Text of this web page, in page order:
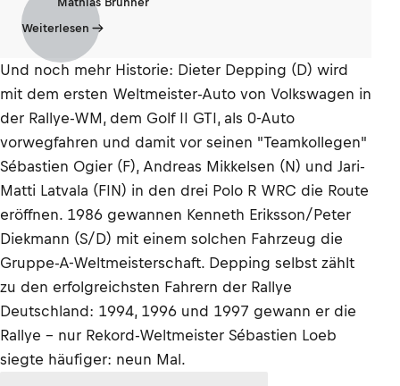
Weiterlesen
Und noch mehr Historie: Dieter Depping (D) wird
mit dem ersten Weltmeister-Auto von Volkswagen in
der Rallye-WM, dem Golf II GTI, als 0-Auto
vorwegfahren und damit vor seinen "Teamkollegen"
Sébastien Ogier (F), Andreas Mikkelsen (N) und Jari-
Matti Latvala (FIN) in den drei Polo R WRC die Route
eröffnen. 1986 gewannen Kenneth Eriksson/Peter
Diekmann (S/D) mit einem solchen Fahrzeug die
Gruppe-A-Weltmeisterschaft. Depping selbst zählt
zu den erfolgreichsten Fahrern der Rallye
Deutschland: 1994, 1996 und 1997 gewann er die
Rallye – nur Rekord-Weltmeister Sébastien Loeb
siegte häufiger: neun Mal.